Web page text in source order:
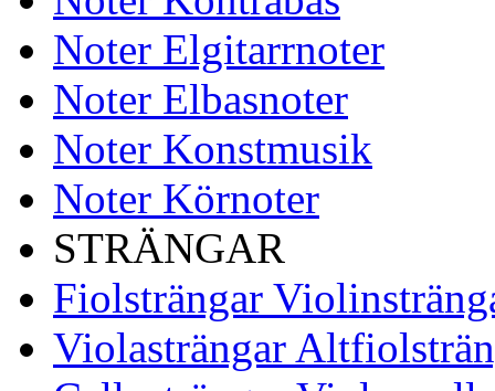
Noter Elgitarrnoter
Noter Elbasnoter
Noter Konstmusik
Noter Körnoter
STRÄNGAR
Fiolsträngar
Violasträngar